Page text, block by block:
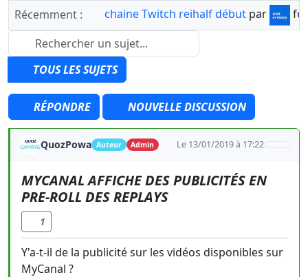
Récemment :
chaine Twitch reihalf début par
TOUS LES SUJETS
RÉPONDRE NOUVELLE DISCUSSION
QuozPowa Auteur Admin Le 13/01/2019 à 17:22
MYCANAL AFFICHE DES PUBLICITÉS EN
PRE-ROLL DES REPLAYS
1
Y'a-t-il de la publicité sur les vidéos disponibles sur
MyCanal ?